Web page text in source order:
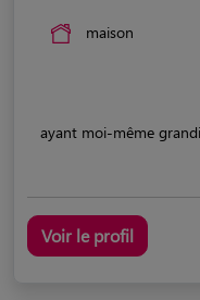
maison
ayant moi-même
Voir le profil